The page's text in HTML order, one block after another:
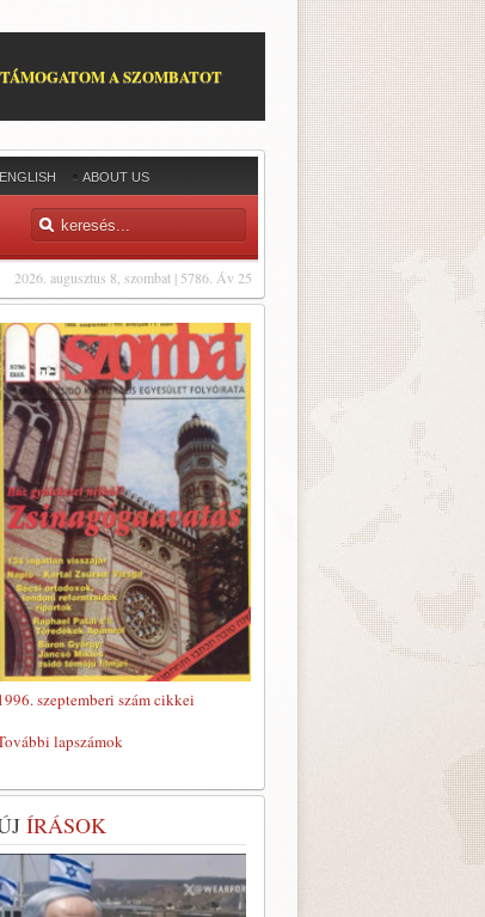
TÁMOGATOM A SZOMBATOT
ENGLISH ABOUT US
2026. augusztus 8, szombat | 5786. Áv 25
szeptemberi szám cikkei
lapszámok
ÍRÁSOK